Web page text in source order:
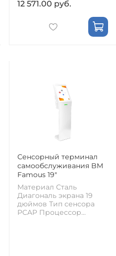
12 571.00 руб.
Сенсорный терминал
самообслуживания BM
Famous 19"
Материал Сталь
Диагональ экрана 19
дюймов Тип сенсора
PCAP Процессор...